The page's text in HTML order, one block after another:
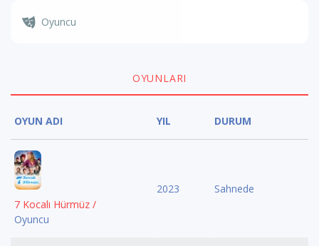
Oyuncu
OYUNLARI
OYUN ADI YIL DURUM
7 Kocalı Hürmüz /
Oyuncu
2023 Sahnede